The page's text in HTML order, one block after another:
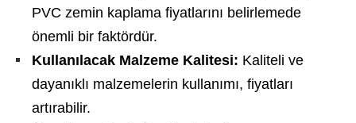
PVC zemin kaplama fiyatlarını belirlemede
önemli bir faktördür.
Kullanılacak Malzeme Kalitesi: Kaliteli ve
dayanıklı malzemelerin kullanımı, fiyatları
artırabilir.